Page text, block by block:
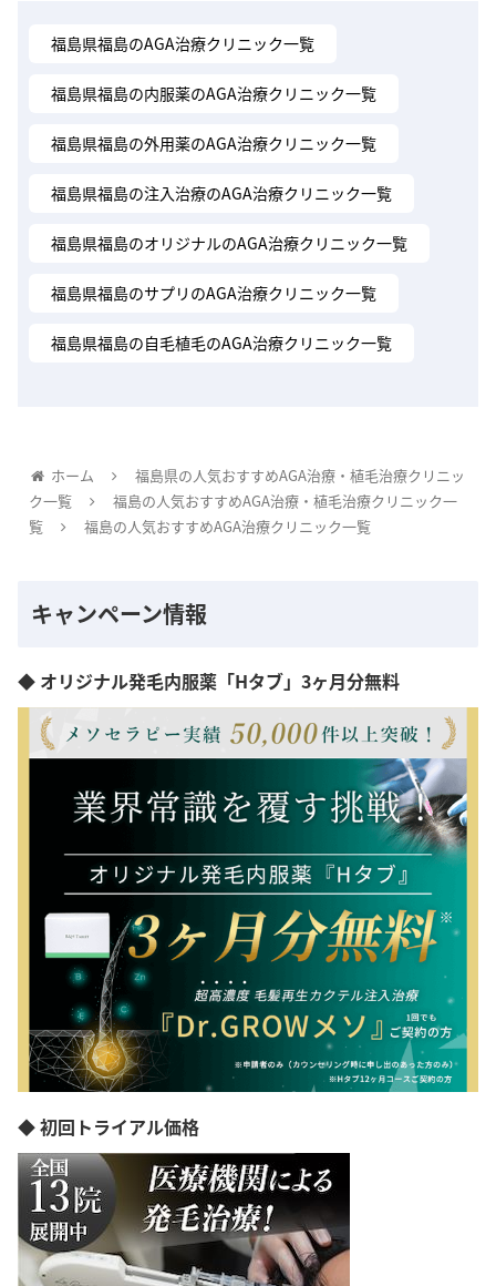
福島県福島のAGA治療クリニック一覧
福島県福島の内服薬のAGA治療クリニック一覧
福島県福島の外用薬のAGA治療クリニック一覧
福島県福島の注入治療のAGA治療クリニック一覧
福島県福島のオリジナルのAGA治療クリニック一覧
福島県福島のサプリのAGA治療クリニック一覧
福島県福島の自毛植毛のAGA治療クリニック一覧
ホーム
福島県の人気おすすめAGA治療・植毛治療クリニッ
ク一覧
福島の人気おすすめAGA治療・植毛治療クリニック一
覧
福島の人気おすすめAGA治療クリニック一覧
キャンペーン情報
◆ オリジナル発毛内服薬「Hタブ」3ヶ月分無料
◆ 初回トライアル価格